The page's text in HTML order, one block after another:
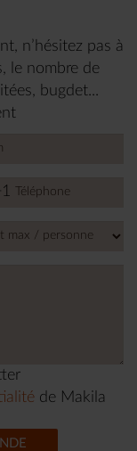
n’hésitez pas à
le nombre de
bugdet...
de Makila